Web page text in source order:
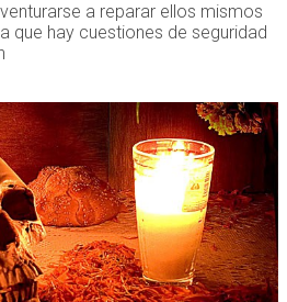
a reparar ellos mismos
que hay cuestiones de seguridad